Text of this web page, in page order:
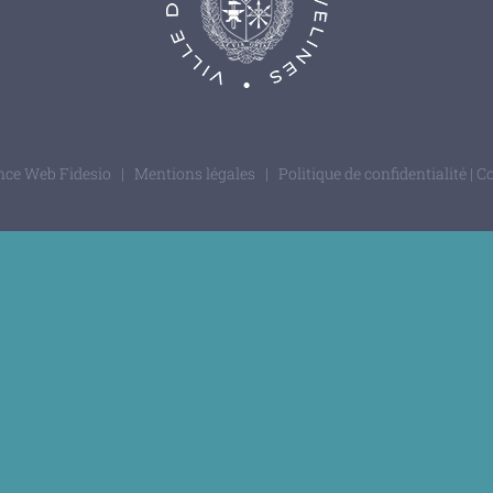
Web Fidesio | Mentions légales | Politique de confidentialité |